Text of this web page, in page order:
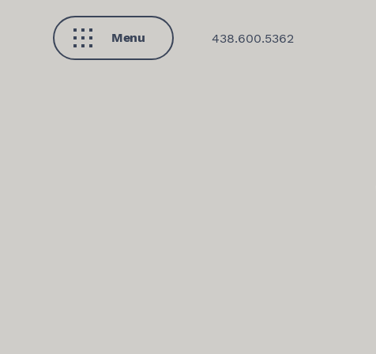
Menu
Fermer
438.600.5362